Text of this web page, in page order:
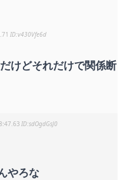
v430Vfe6d
けどそれだけで関係断
sdOgdGsJ0
やろな